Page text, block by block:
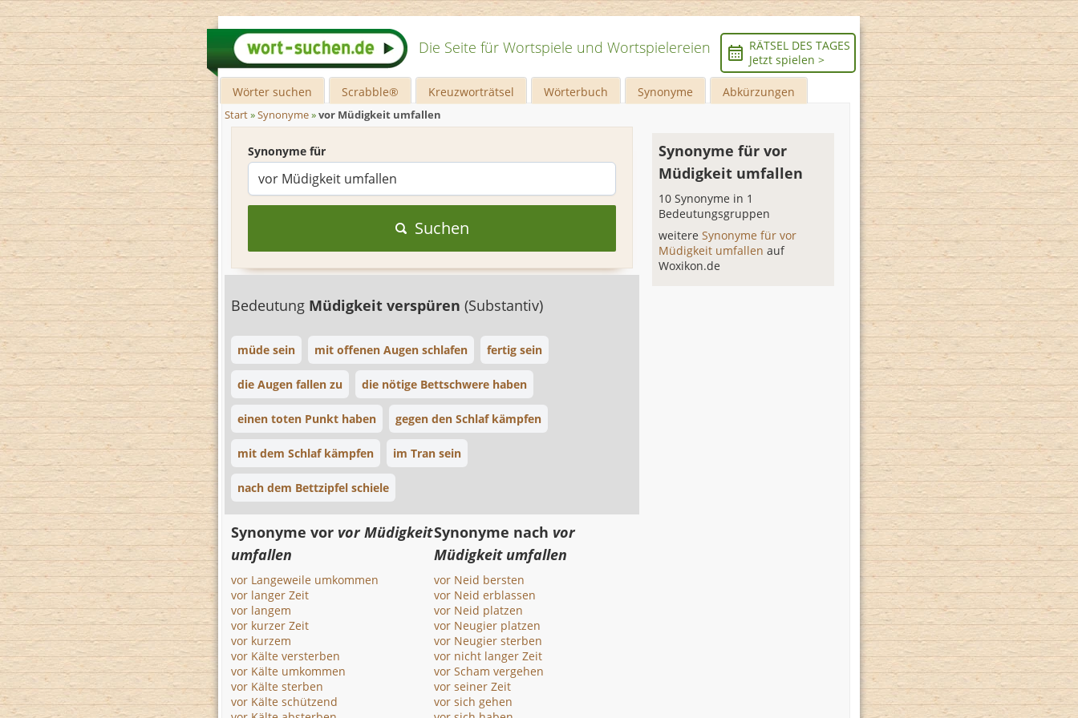
Die Seite für Wortspiele und Wortspielereien
RÄTSEL DES TAGES
Jetzt spielen >
Wörter suchen Scrabble® Kreuzworträtsel Wörterbuch Synonyme Abkürzungen
Start»Synonyme»vor Müdigkeit umfallen
Synonyme für
Suchen
Bedeutung Müdigkeit verspüren (Substantiv)
müde sein mit offenen Augen schlafen fertig sein
die Augen fallen zu die nötige Bettschwere haben
einen toten Punkt haben gegen den Schlaf kämpfen
mit dem Schlaf kämpfen im Tran sein
nach dem Bettzipfel schiele
Synonyme für vor
Müdigkeit umfallen
10 Synonyme in 1
Bedeutungsgruppen
weitereSynonyme für vor
Müdigkeit umfallenauf
Woxikon.de
Synonyme vor vor Müdigkeit
umfallen
vor Langeweile umkommen
vor langer Zeit
vor langem
vor kurzer Zeit
vor kurzem
vor Kälte versterben
vor Kälte umkommen
vor Kälte sterben
vor Kälte schützend
Synonyme nach vor
Müdigkeit umfallen
vor Neid bersten
vor Neid erblassen
vor Neid platzen
vor Neugier platzen
vor Neugier sterben
vor nicht langer Zeit
vor Scham vergehen
vor seiner Zeit
vor sich gehen